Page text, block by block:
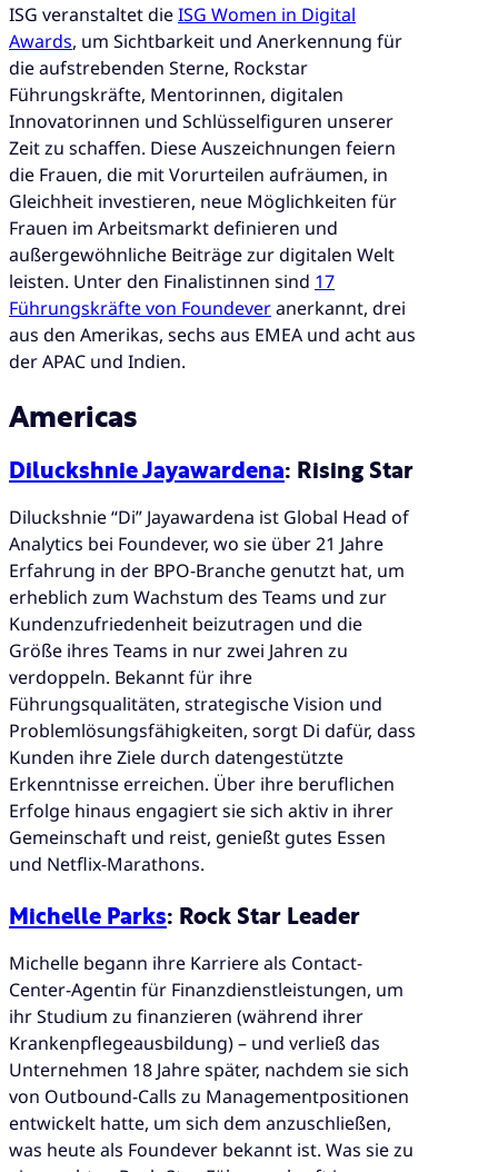
ISG veranstaltet dieISG Women in Digital
Awards, um Sichtbarkeit und Anerkennung für
die aufstrebenden Sterne, Rockstar
Führungskräfte, Mentorinnen, digitalen
Innovatorinnen und Schlüsselfiguren unserer
Zeit zu schaffen. Diese Auszeichnungen feiern
die Frauen, die mit Vorurteilen aufräumen, in
Gleichheit investieren, neue Möglichkeiten für
Frauen im Arbeitsmarkt definieren und
außergewöhnliche Beiträge zur digitalen Welt
leisten. Unter den Finalistinnen sind 17
Führungskräfte von Foundeveranerkannt, drei
aus den Amerikas, sechs aus EMEA und acht aus
der APAC und Indien.
Americas
Diluckshnie Jayawardena: Rising Star
Diluckshnie “Di” Jayawardena ist Global Head of
Analytics bei Foundever, wo sie über 21 Jahre
Erfahrung in der BPO-Branche genutzt hat, um
erheblich zum Wachstum des Teams und zur
Kundenzufriedenheit beizutragen und die
Größe ihres Teams in nur zwei Jahren zu
verdoppeln. Bekannt für ihre
Führungsqualitäten, strategische Vision und
Problemlösungsfähigkeiten, sorgt Di dafür, dass
Kunden ihre Ziele durch datengestützte
Erkenntnisse erreichen. Über ihre beruflichen
Erfolge hinaus engagiert sie sich aktiv in ihrer
Gemeinschaft und reist, genießt gutes Essen
und Netflix-Marathons.
Michelle Parks: Rock Star Leader
Michelle begann ihre Karriere als Contact-
Center-Agentin für Finanzdienstleistungen, um
ihr Studium zu finanzieren (während ihrer
Krankenpflegeausbildung) – und verließ das
Unternehmen 18 Jahre später, nachdem sie sich
von Outbound-Calls zu Managementpositionen
entwickelt hatte, um sich dem anzuschließen,
was heute als Foundever bekannt ist. Was sie zu